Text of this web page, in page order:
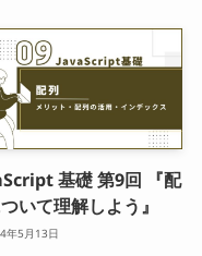
基礎 第9回 『配
いて理解しよう』
年5月13日